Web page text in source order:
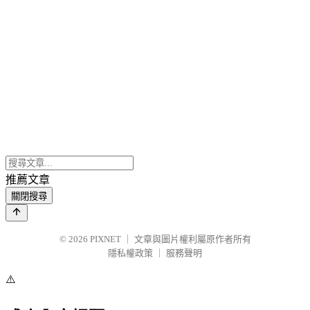
推薦文章
關閉搜尋
© 2026 PIXNET
文章與圖片權利屬原作者所有
隱私權政策
服務聲明
⚠️